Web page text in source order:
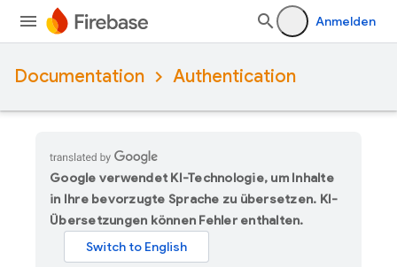
Anmelden
Documentation Authentication
Google verwendet KI-Technologie, um Inhalte
in Ihre bevorzugte Sprache zu übersetzen. KI-
Übersetzungen können Fehler enthalten.